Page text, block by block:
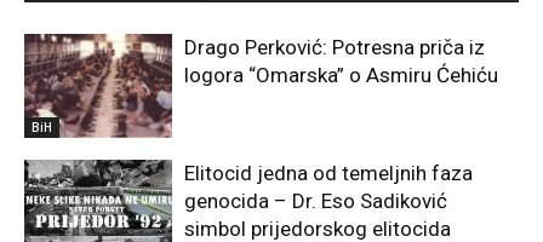
BiH
Drago Perković: Potresna priča iz
logora “Omarska” o Asmiru Ćehiću
Elitocid jedna od temeljnih faza
genocida – Dr. Eso Sadiković
simbol prijedorskog elitocida